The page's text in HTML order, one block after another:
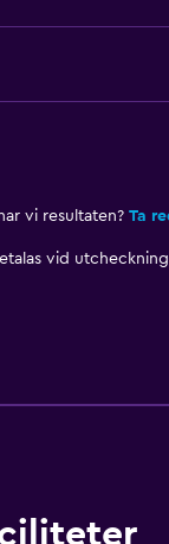
vi resultaten? Ta
vid